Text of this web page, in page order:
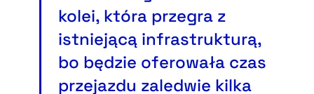
kolei, która przegra z
istniejącą infrastrukturą,
bo będzie oferowała czas
przejazdu zaledwie kilka